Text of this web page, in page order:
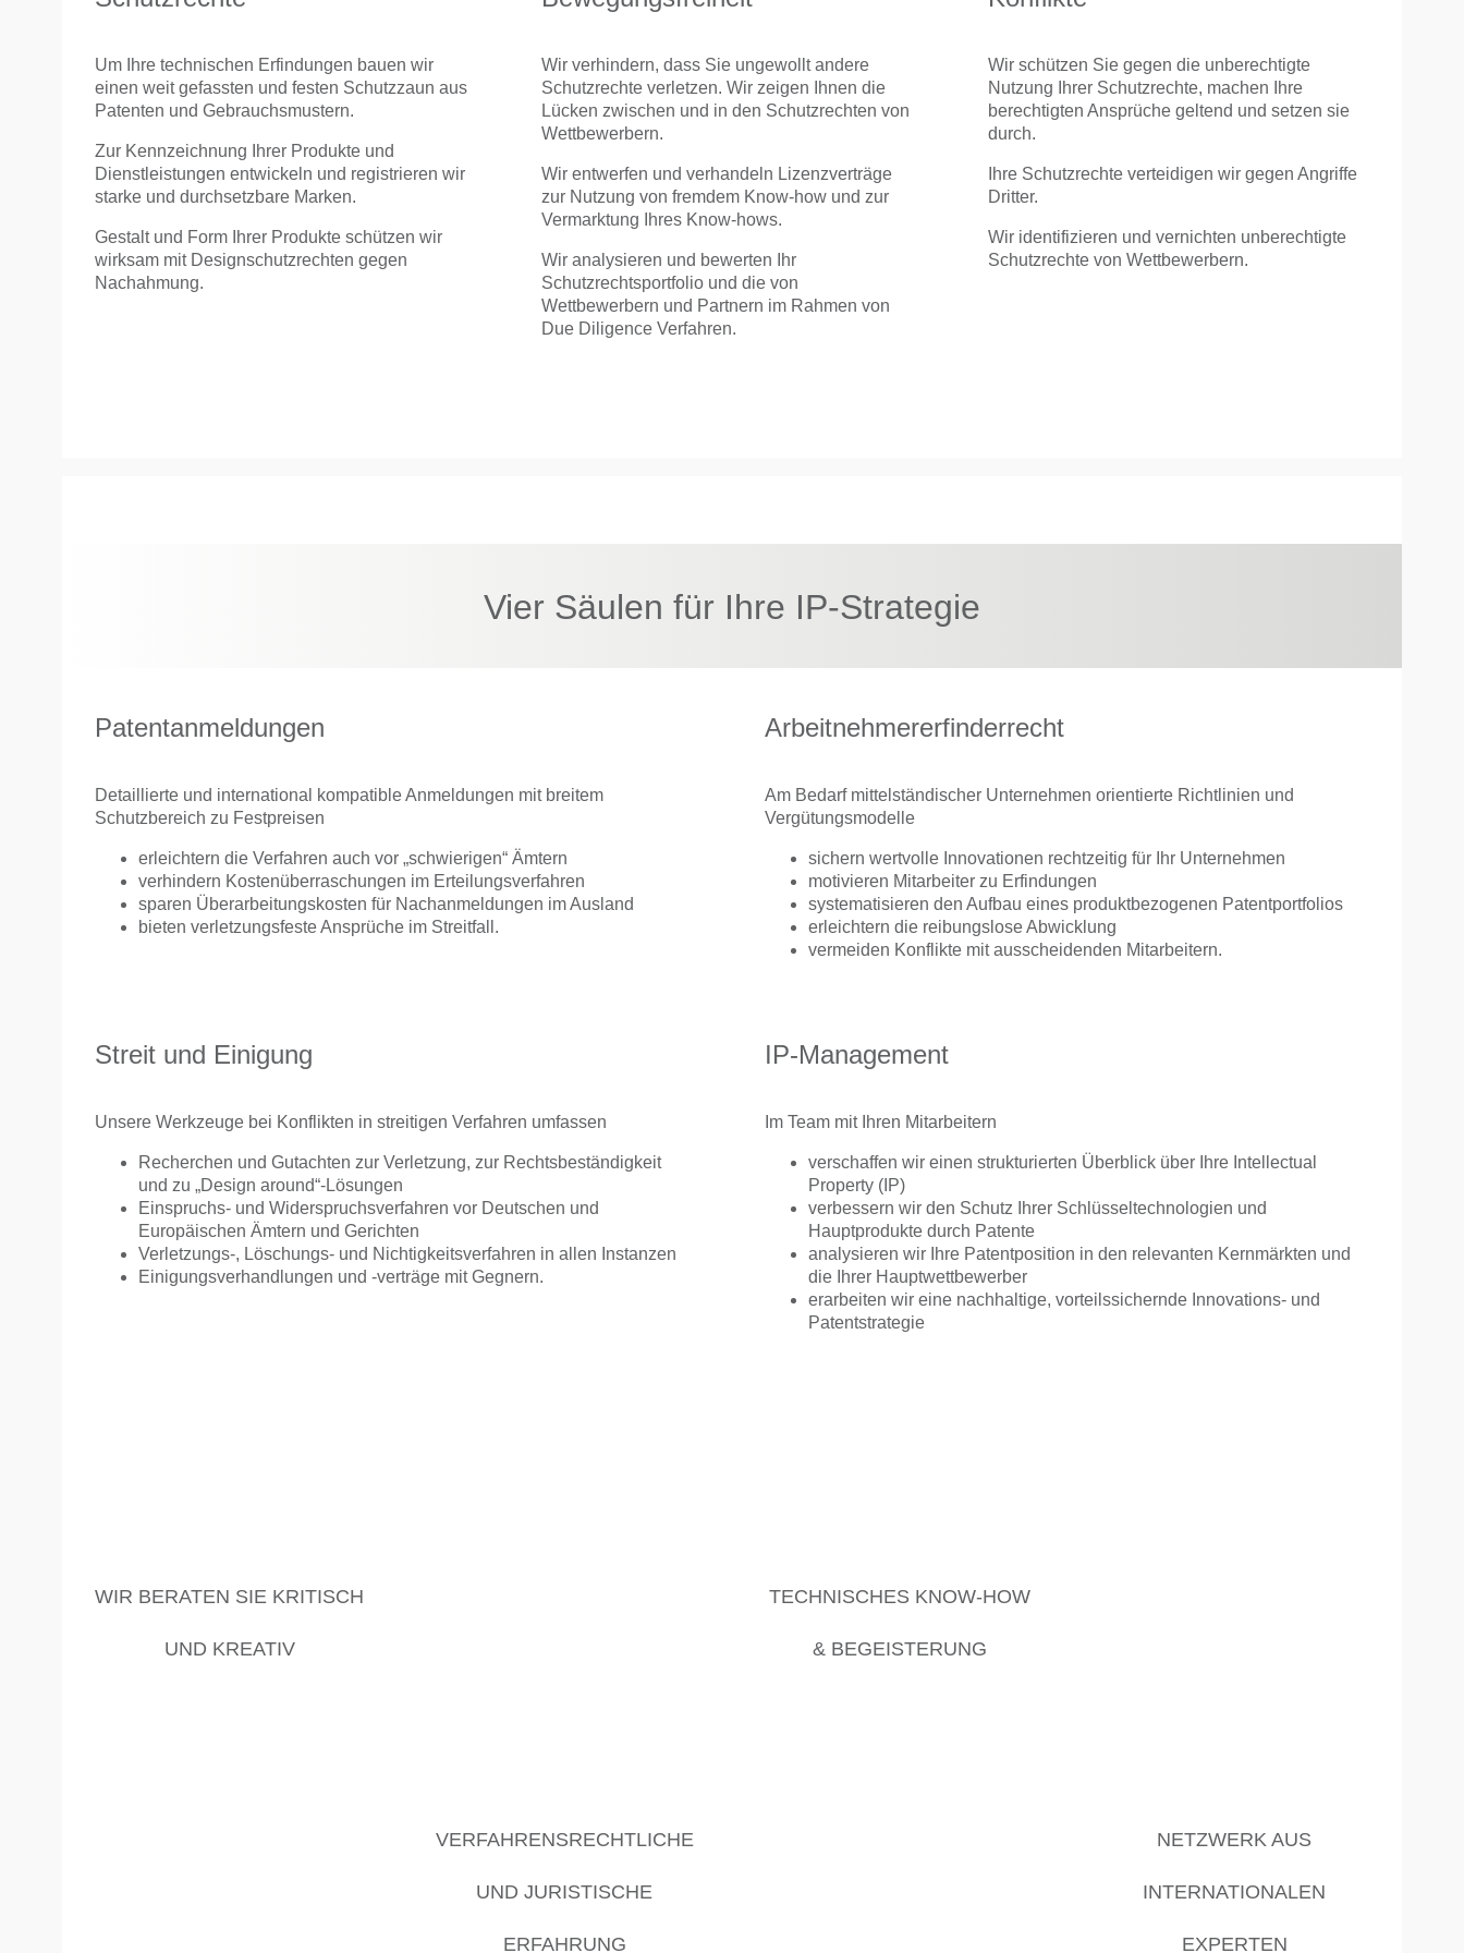
Um Ihre technischen Erfindungen bauen wir
einen weit gefassten und festen Schutzzaun aus
Patenten und Gebrauchsmustern.
Zur Kennzeichnung Ihrer Produkte und
Dienstleistungen entwickeln und registrieren wir
starke und durchsetzbare Marken.
Gestalt und Form Ihrer Produkte schützen wir
wirksam mit Designschutzrechten gegen
Nachahmung.
Wir verhindern, dass Sie ungewollt andere
Schutzrechte verletzen. Wir zeigen Ihnen die
Lücken zwischen und in den Schutzrechten von
Wettbewerbern.
Wir entwerfen und verhandeln Lizenzverträge
zur Nutzung von fremdem Know-how und zur
Vermarktung Ihres Know-hows.
Wir analysieren und bewerten Ihr
Schutzrechtsportfolio und die von
Wettbewerbern und Partnern im Rahmen von
Due Diligence Verfahren.
Wir schützen Sie gegen die unberechtigte
Nutzung Ihrer Schutzrechte, machen Ihre
berechtigten Ansprüche geltend und setzen sie
durch.
Ihre Schutzrechte verteidigen wir gegen Angriffe
Dritter.
Wir identifizieren und vernichten unberechtigte
Schutzrechte von Wettbewerbern.
Vier Säulen für Ihre IP-Strategie
Patentanmeldungen
Detaillierte und international kompatible Anmeldungen mit breitem
Schutzbereich zu Festpreisen
erleichtern die Verfahren auch vor „schwierigen“ Ämtern
verhindern Kostenüberraschungen im Erteilungsverfahren
sparen Überarbeitungskosten für Nachanmeldungen im Ausland
bieten verletzungsfeste Ansprüche im Streitfall.
Arbeitnehmererfinderrecht
Am Bedarf mittelständischer Unternehmen orientierte Richtlinien und
Vergütungsmodelle
sichern wertvolle Innovationen rechtzeitig für Ihr Unternehmen
motivieren Mitarbeiter zu Erfindungen
systematisieren den Aufbau eines produktbezogenen Patentportfolios
erleichtern die reibungslose Abwicklung
vermeiden Konflikte mit ausscheidenden Mitarbeitern.
Streit und Einigung
Unsere Werkzeuge bei Konflikten in streitigen Verfahren umfassen
Recherchen und Gutachten zur Verletzung, zur Rechtsbeständigkeit
und zu „Design around“-Lösungen
Einspruchs- und Widerspruchsverfahren vor Deutschen und
Europäischen Ämtern und Gerichten
Verletzungs-, Löschungs- und Nichtigkeitsverfahren in allen Instanzen
Einigungsverhandlungen und -verträge mit Gegnern.
IP-Management
Im Team mit Ihren Mitarbeitern
verschaffen wir einen strukturierten Überblick über Ihre Intellectual
Property (IP)
verbessern wir den Schutz Ihrer Schlüsseltechnologien und
Hauptprodukte durch Patente
analysieren wir Ihre Patentposition in den relevanten Kernmärkten und
die Ihrer Hauptwettbewerber
erarbeiten wir eine nachhaltige, vorteilssichernde Innovations- und
Patentstrategie
WIR BERATEN SIE KRITISCH
UND KREATIV
TECHNISCHES KNOW-HOW
& BEGEISTERUNG
VERFAHRENSRECHTLICHE
UND JURISTISCHE
ERFAHRUNG
NETZWERK AUS
INTERNATIONALEN
EXPERTEN